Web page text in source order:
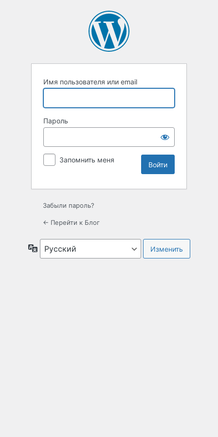
Имя пользователя или email
Пароль
Запомнить меня
Забыли пароль?
← Перейти к Блог
Язык